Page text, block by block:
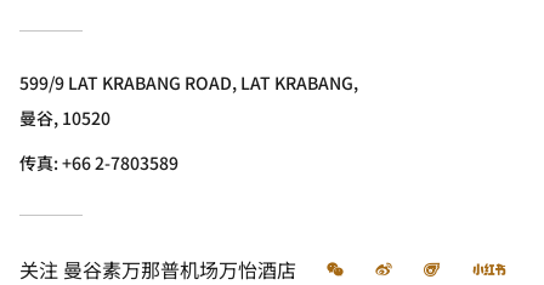
599/9 LAT KRABANG ROAD, LAT KRABANG,
曼谷, 10520
传真:+66 2-7803589
关注 曼谷素万那普机场万怡酒店 微信 微博 飞猪 小